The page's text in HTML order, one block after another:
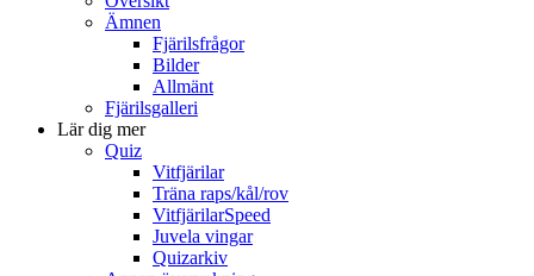
Ämnen
Fjärilsfrågor
Bilder
Allmänt
Fjärilsgalleri
Lär dig mer
Quiz
Vitfjärilar
Träna raps/kål/rov
VitfjärilarSpeed
Juvela vingar
Quizarkiv